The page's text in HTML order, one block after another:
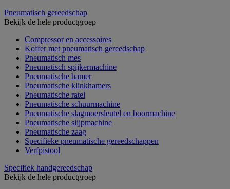
Pneumatisch gereedschap
Bekijk de hele productgroep
Compressor en accessoires
Koffer met pneumatisch gereedschap
Pneumatisch mes
Pneumatisch spijkermachine
Pneumatische hamer
Pneumatische klinkhamers
Pneumatische ratel
Pneumatische schuurmachine
Pneumatische slagmoersleutel en boormachine
Pneumatische slijpmachine
Pneumatische zaag
Specifieke pneumatische gereedschappen
Verfpistool
Specifiek handgereedschap
Bekijk de hele productgroep